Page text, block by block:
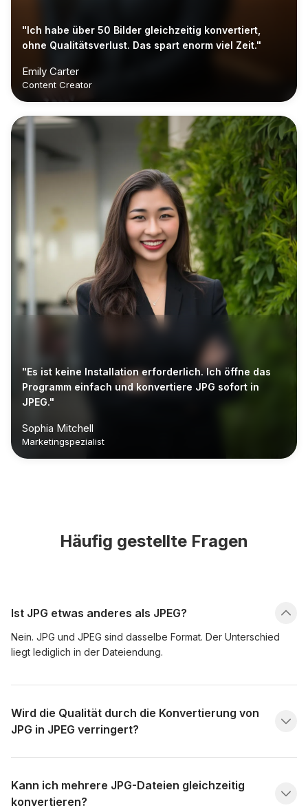
"Ich habe über 50 Bilder gleichzeitig konvertiert,
ohne Qualitätsverlust. Das spart enorm viel Zeit."
Emily Carter
Content Creator
"Es ist keine Installation erforderlich. Ich öffne das
Programm einfach und konvertiere JPG sofort in
JPEG."
Sophia Mitchell
Marketingspezialist
Häufig gestellte Fragen
Ist JPG etwas anderes als JPEG?
Nein. JPG und JPEG sind dasselbe Format. Der Unterschied
liegt lediglich in der Dateiendung.
Wird die Qualität durch die Konvertierung von
JPG in JPEG verringert?
Kann ich mehrere JPG-Dateien gleichzeitig
konvertieren?